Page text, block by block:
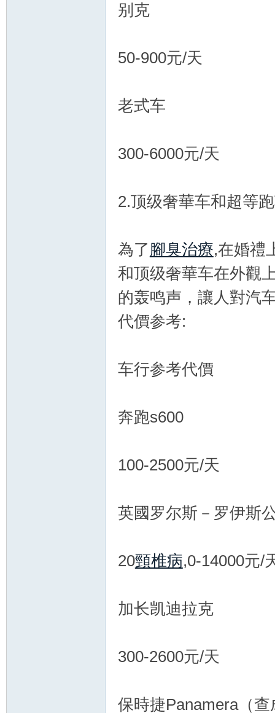
别克
50-900元/天
老式车
300-6000元/天
2.顶级奢華车和超等
為了 腳臭治療,在婚禮
和顶级奢華车在外觀
的轰鸣声，讓人對汽
代價参考:
车行参考代價
奔跑s600
100-2500元/天
英國罗尔斯－罗伊斯
20頸椎病,0-14000元/
加长凯迪拉克
300-2600元/天
保時捷Panamera（